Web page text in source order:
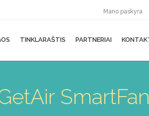
Mano paskyra
TINKLARAŠTIS PARTNERIAI